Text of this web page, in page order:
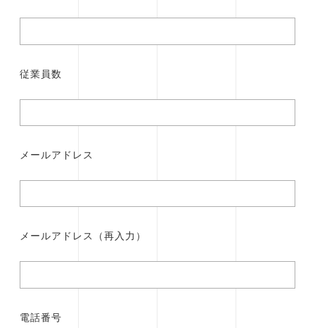
従業員数
メールアドレス
メールアドレス（再入力）
電話番号